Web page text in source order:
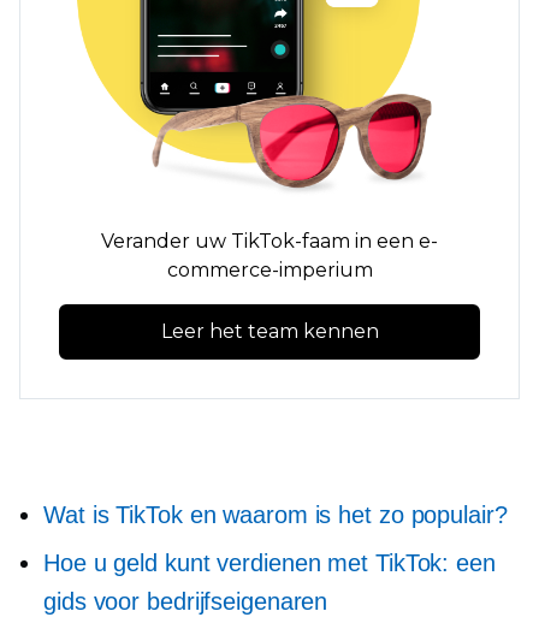
Verander uw TikTok-faam in een e-
commerce-imperium
Leer het team kennen
Wat is TikTok en waarom is het zo populair?
Hoe u geld kunt verdienen met TikTok: een
gids voor bedrijfseigenaren